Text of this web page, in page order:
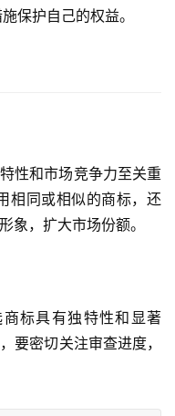
保护自己的权益。
性和市场竞争力至关重
相同或相似的商标，还
象，扩大市场份额。
标具有独特性和显著
要密切关注审查进度，